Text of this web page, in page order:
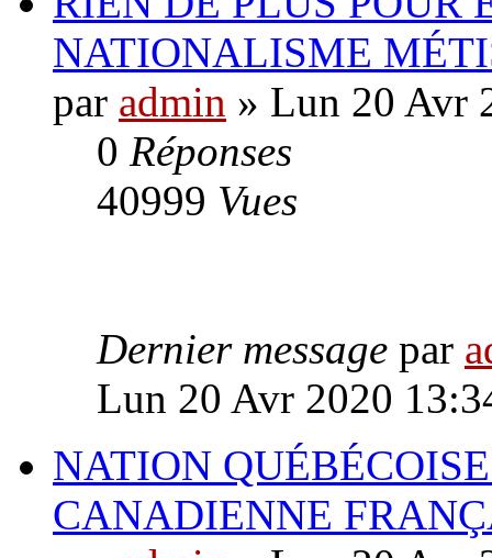
NATIONALISME
par admin » Lun 20 Avr
0 Réponses
40999 Vues
Dernier message par
Lun 20 Avr 2020
NATION
CANADIENNE